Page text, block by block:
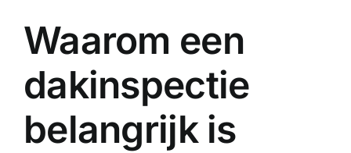
Waarom een
dakinspectie
belangrijk is